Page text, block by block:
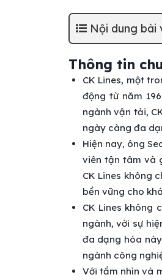
Nội dung bài
Thông tin
CK Lines, một
động từ năm
ngành vận tải,
ngày càng đa
Hiện nay, ông
viên tận tâm và
CK Lines không
bền vững cho
CK Lines không
ngành, với sự
đa dạng hóa
ngành công
Với tầm nhìn và